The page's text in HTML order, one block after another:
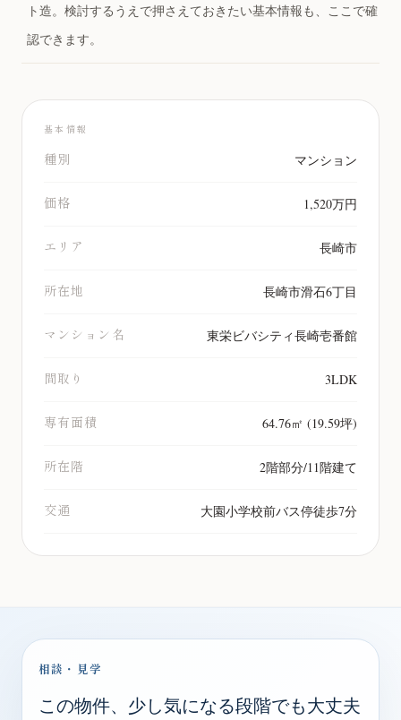
ト造。検討するうえで押さえておきたい基本情報も、ここで確
認できます。
基本情報
種別 マンション
価格 1,520万円
エリア 長崎市
所在地 長崎市滑石6丁目
マンション名 東栄ビバシティ長崎壱番館
間取り 3LDK
専有面積 64.76㎡ (19.59坪)
所在階 2階部分/11階建て
交通 大園小学校前バス停徒歩7分
相談・見学
この物件、少し気になる段階でも大丈夫